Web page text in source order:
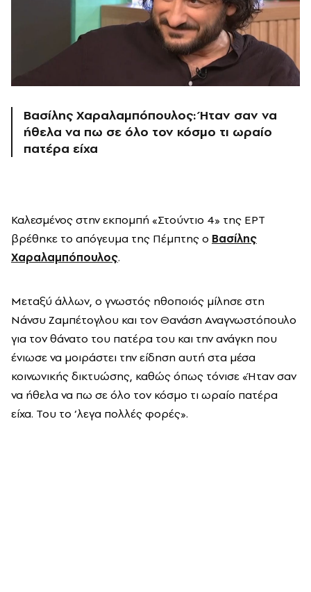
Βασίλης Χαραλαμπόπουλος: Ήταν σαν να
ήθελα να πω σε όλο τον κόσμο τι ωραίο
πατέρα είχα
Καλεσμένος στην εκπομπή «Στούντιο 4» της ΕΡΤ
βρέθηκε το απόγευμα της Πέμπτης ο Βασίλης
Χαραλαμπόπουλος.
Μεταξύ άλλων, ο γνωστός ηθοποιός μίλησε στη
Νάνσυ Ζαμπέτογλου και τον Θανάση Αναγνωστόπουλο
για τον θάνατο του πατέρα του και την ανάγκη που
ένιωσε να μοιράστει την είδηση αυτή στα μέσα
κοινωνικής δικτυώσης, καθώς όπως τόνισε «Ήταν σαν
να ήθελα να πω σε όλο τον κόσμο τι ωραίο πατέρα
είχα. Του το ‘λεγα πολλές φορές».